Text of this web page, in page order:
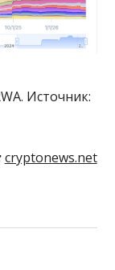
Источник:
cryptonews.net